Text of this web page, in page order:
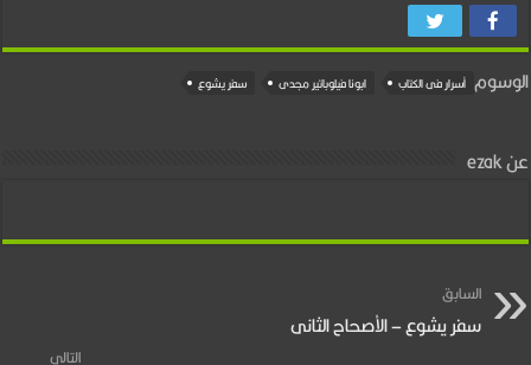
الوسوم أسرار فى الكتاب ابونا فيلوباتير مجدى سفر يشوع
عن ezak
السابق
سفر يشوع – الأصحاح الثانى
التالي